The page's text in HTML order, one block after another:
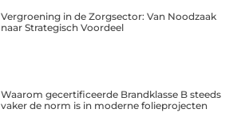
Vergroening in de Zorgsector: Van Noodzaak
naar Strategisch Voordeel
Waarom gecertificeerde Brandklasse B steeds
vaker de norm is in moderne folieprojecten